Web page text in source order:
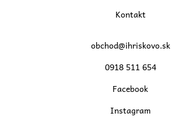
Kontakt
obchod@ihriskovo.sk
0918 511 654
Facebook
Instagram